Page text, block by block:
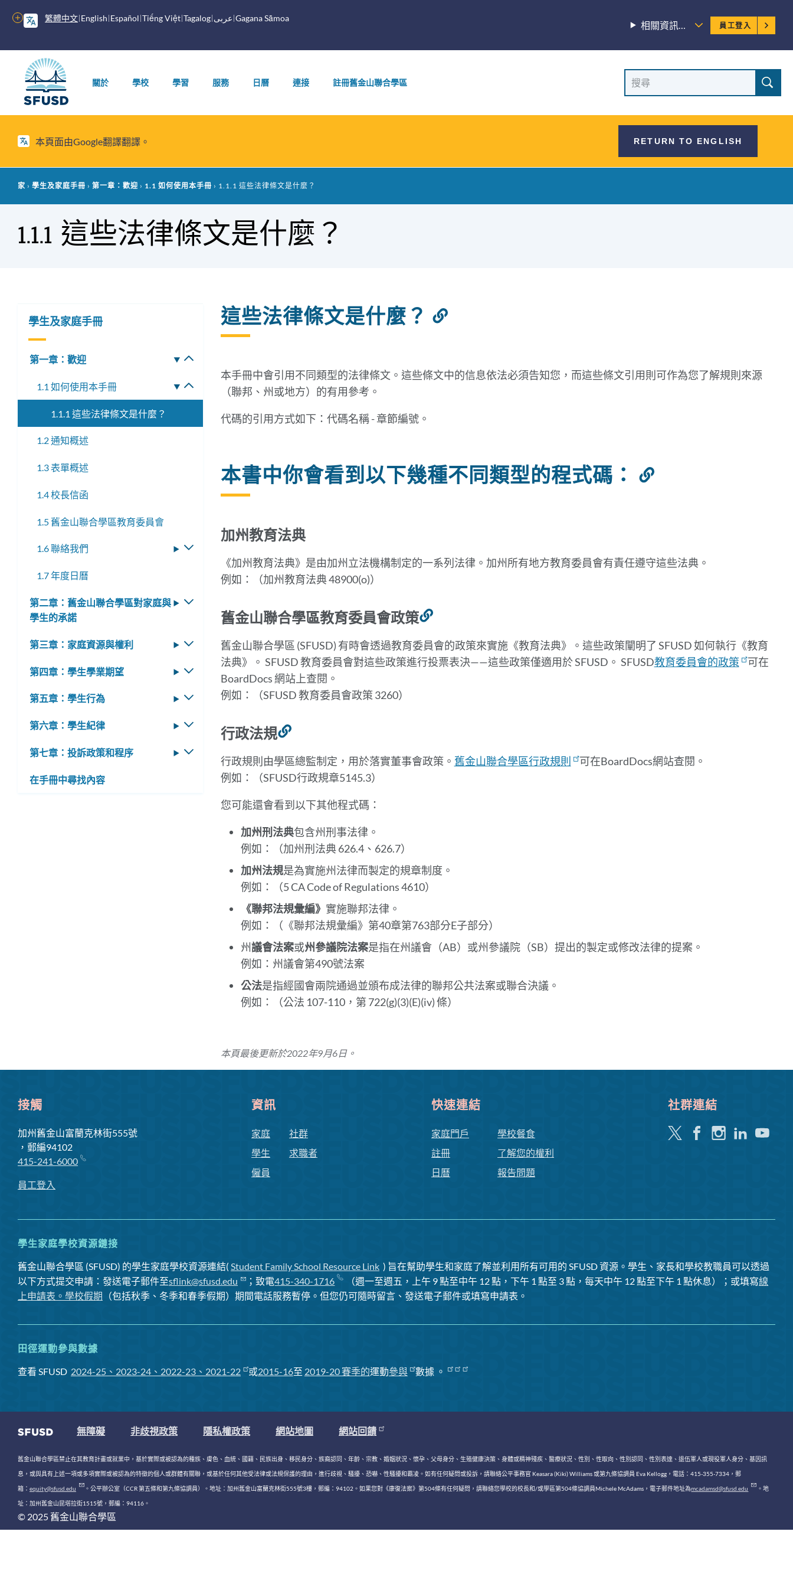
容
繁體中文 English Español Tiếng Việt Tagalog عربى Gagana Sāmoa
更
選
相關資訊…
員
工
選
單
員工登入
選
單
關於 學校 學習 服務 日曆 連接 註冊舊金山聯合學區
網
搜
尋
搜
本頁面由Google翻譯翻譯。
RETURN TO ENGLISH
麵
屑
家 學生及家庭手冊 第一章：歡迎 1.1 如何使用本手冊 1.1.1 這些法律條文是什麼？
1.1.1 這些法律條文是什麼？
這些法律條文是什麼？
連
此
本手冊中會引用不同類型的法律條文。這些條文中的信息依法必須告知您，而這些條文引用則可作為您了解規則來源
（聯邦、州或地方）的有用參考。
代碼的引用方式如下：代碼名稱 - 章節編號。
本書中你會看到以下幾種不同類型的程式碼：
連
部
分
加州教育法典
《加州教育法典》是由加州立法機構制定的一系列法律。加州所有地方教育委員會有責任遵守這些法典。
例如：（加州教育法典 48900(o)）
舊金山聯合學區教育委員會政策
連
到
此
舊金山聯合學區 (SFUSD) 有時會透過教育委員會的政策來實施《教育法典》。這些政策闡明了 SFUSD 如何執行《教育
法典》。 SFUSD 教育委員會對這些政策進行投票表決——這些政策僅適用於 SFUSD。 SFUSD教育委員會的政策
可在
BoardDocs 網站上查閱。
例如：（SFUSD 教育委員會政策 3260）
行政法規
連
到
此
部
行政規則由學區總監制定，用於落實董事會政策。 舊金山聯合學區行政規則
可在BoardDocs網站查閱。
例如：（SFUSD行政規章5145.3）
您可能還會看到以下其他程式碼：
加州刑法典包含州刑事法律。
例如：（加州刑法典 626.4、626.7）
加州法規是為實施州法律而製定的規章制度。
例如：（5 CA Code of Regulations 4610）
《聯邦法規彙編》 實施聯邦法律。
例如：（《聯邦法規彙編》第40章第763部分E子部分）
州議會法案或州參議院法案是指在州議會（AB）或州參議院（SB）提出的製定或修改法律的提案。
例如：州議會第490號法案
公法是指經國會兩院通過並頒布成法律的聯邦公共法案或聯合決議。
例如：（公法 107-110，第 722(g)(3)(E)(iv) 條）
本頁最後更新於2022年9月6日。
學生及家庭手冊
第一章：歡迎
切
子
選
1.1 如何使用本手冊
切
換
選
1.1.1 這些法律條文是什麼？
1.2 通知概述
1.3 表單概述
1.4 校長信函
1.5 舊金山聯合學區教育委員會
1.6 聯絡我們
切
1.7 年度日曆
第二章：舊金山聯合學區對家庭與
學生的承諾
切
第三章：家庭資源與權利
切
第四章：學生學業期望
切
第五章：學生行為
切
第六章：學生紀律
切
第七章：投訴政策和程序
切
在手冊中尋找內容
接觸
加州舊金山富蘭克林街555號
，郵編94102
415-241-6000
員工登入
資訊
家庭
學生
僱員
社群
求職者
快速連結
家庭門戶
註冊
日曆
學校餐食
了解您的權利
報告問題
社群連結
嘰
FacebookInstagram
領
Youtube
學生家庭學校資源鏈接
舊金山聯合學區 (SFUSD) 的學生家庭學校資源連結( Student Family School Resource Link ) 旨在幫助學生和家庭了解並利用所有可用的 SFUSD 資源。學生、家長和學校教職員可以透過
以下方式提交申請：發送電子郵件至sflink@sfusd.edu ；致電415-340-1716 （週一至週五，上午 9 點至中午 12 點，下午 1 點至 3 點，每天中午 12 點至下午 1 點休息）；或填寫線
上申請表。 學校假期 （包括秋季、冬季和春季假期）期間電話服務暫停 。但您仍可隨時留言、發送電子郵件或填寫申請表。
田徑運動參與數據
查看 SFUSD 2024-25、2023-24、2022-23、2021-22 或2015-16至 2019-20 賽季的運動參與 數據 。
無障礙 非歧視政策 隱私權政策 網站地圖 網站回饋
舊金山聯合學區禁止在其教育計畫或就業中，基於實際或被認為的種族、膚色、血統、國籍、民族出身、移民身分、族裔認同、年齡、宗教、婚姻狀況、懷孕、父母身分、生殖健康決策、身體或精神殘疾、醫療狀況、性別、性取向、性別認同、性別表達、退伍軍人或現役軍人身分、基因訊
息，或與具有上述一項或多項實際或被認為的特徵的個人或群體有關聯，或基於任何其他受法律或法規保護的理由，進行歧視、騷擾、恐嚇、性騷擾和霸凌。如有任何疑問或投訴，請聯絡公平事務官 Keasara (Kiki) Williams 或第九條協調員 Eva Kellogg，電話：415-355-7334，郵
箱： equity@sfusd.edu 。公平辦公室（CCR 第五條和第九條協調員）。地址：加州舊金山富蘭克林街555號3樓，郵編：94102。如果您對《康復法案》第504條有任何疑問，請聯絡您學校的校長和/或學區第504條協調員Michele McAdams，電子郵件地址為mcadamsd@sfusd.edu 。地
址：加州舊金山昆塔拉街1515號，郵編：94116。
© 2025 舊金山聯合學區